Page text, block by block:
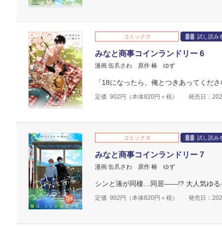
コミックス 試し読み
みなと商事コインランドリー 6
漫画 缶爪さわ 原作 椿 ゆず
「18になったら、俺とつきあってくだ
定価 902 円（本体820円＋税） 発売日：
コミックス 試し読み
みなと商事コインランドリー 7
漫画 缶爪さわ 原作 椿 ゆず
シンと湊が同棲…同居――!? 大人気ゆる
定価 902 円（本体820円＋税） 発売日：